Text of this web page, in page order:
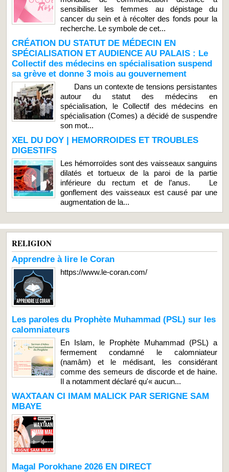
sensibiliser les femmes au dépistage du
cancer du sein et à récolter des fonds pour la
recherche. Le symbole de cet...
CRÉATION DU STATUT DE MÉDECIN EN
SPÉCIALISATION ET AUDIENCE AU PALAIS : Le
Collectif des médecins en spécialisation suspend
sa grève et donne 3 mois au gouvernement
Dans un contexte de tensions persistantes
autour du statut des médecins en
spécialisation, le Collectif des médecins en
spécialisation (Comes) a décidé de suspendre
son mot...
XEL DU DOY | HEMORROIDES ET TROUBLES
DIGESTIFS
Les hémorroïdes sont des vaisseaux sanguins
dilatés et tortueux de la paroi de la partie
inférieure du rectum et de l’anus. Le
gonflement des vaisseaux est causé par une
augmentation de la...
RELIGION
Apprendre à lire le Coran
https://www.le-coran.com/
Les paroles du Prophète Muhammad (PSL) sur les
calomniateurs
En Islam, le Prophète Muhammad (PSL) a
fermement condamné le calomniateur
(namâm) et le médisant, les considérant
comme des semeurs de discorde et de haine.
Il a notamment déclaré qu'« aucun...
WAXTAAN CI IMAM MALICK PAR SERIGNE SAM
MBAYE
Magal Porokhane 2026 EN DIRECT